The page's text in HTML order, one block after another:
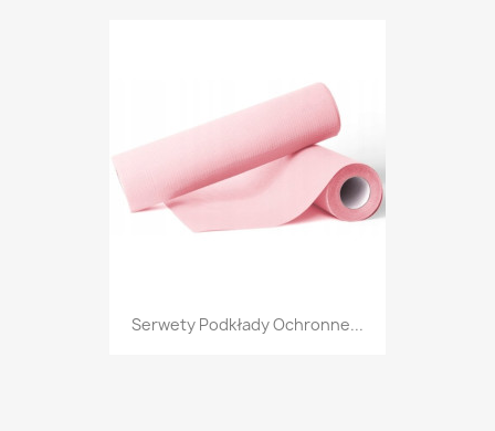
Serwety Podkłady Ochronne...